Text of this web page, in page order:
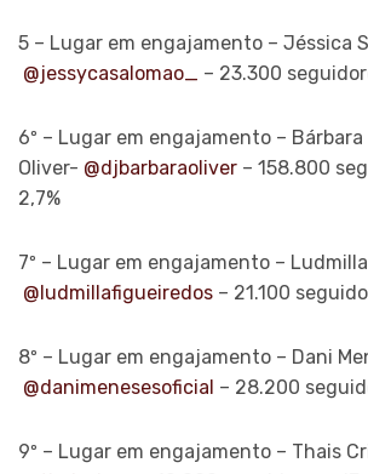
5 – Lugar em engajamento – Jéssica
@jessycasalomao_ – 23.300
6º – Lugar em engajamento – Bárbara
Oliver- @djbarbaraoliver – 158.800
2,7%
7º – Lugar em engajamento –
@ludmillafigueiredos – 21.100
8º – Lugar em engajamento – Dani
@danimenesesoficial – 28.200
9º – Lugar em engajamento – Thais